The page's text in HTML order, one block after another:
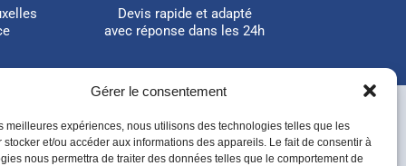
Gérer le consentement
meilleures expériences, nous utilisons des technologies telles que les
stocker et/ou accéder aux informations des appareils. Le fait de consentir à
nous permettra de traiter des données telles que le comportement de
Devis rapide et adapté
avec réponse dans les 24h